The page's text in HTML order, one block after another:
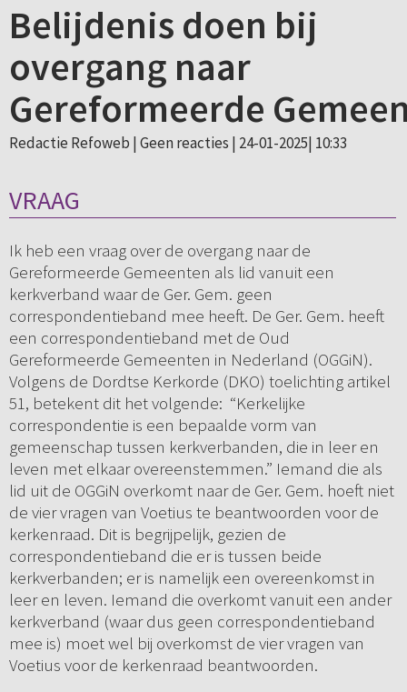
Belijdenis doen bij
overgang naar
Gereformeerde
Redactie Refoweb | Geen reacties | 24-01-2025| 10:33
VRAAG
Ik heb een vraag over de overgang naar de
Gereformeerde Gemeenten als lid vanuit een
kerkverband waar de Ger. Gem. geen
correspondentieband mee heeft. De Ger. Gem. heeft
een correspondentieband met de Oud
Gereformeerde Gemeenten in Nederland (OGGiN).
Volgens de Dordtse Kerkorde (DKO) toelichting artikel
51, betekent dit het volgende: “Kerkelijke
correspondentie is een bepaalde vorm van
gemeenschap tussen kerkverbanden, die in leer en
leven met elkaar overeenstemmen.” Iemand die als
lid uit de OGGiN overkomt naar de Ger. Gem. hoeft niet
de vier vragen van Voetius te beantwoorden voor de
kerkenraad. Dit is begrijpelijk, gezien de
correspondentieband die er is tussen beide
kerkverbanden; er is namelijk een overeenkomst in
leer en leven. Iemand die overkomt vanuit een ander
kerkverband (waar dus geen correspondentieband
mee is) moet wel bij overkomst de vier vragen van
Voetius voor de kerkenraad beantwoorden.